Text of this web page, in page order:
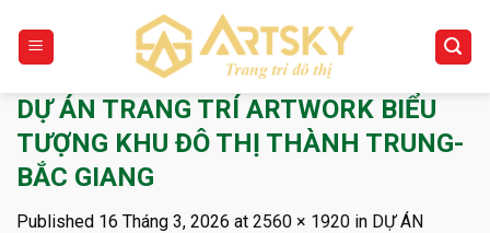
content
DỰ ÁN TRANG TRÍ ARTWORK BIỂU
TƯỢNG KHU ĐÔ THỊ THÀNH TRUNG-
BẮC GIANG
Published 16 Tháng 3, 2026 at 2560 × 1920 in DỰ ÁN